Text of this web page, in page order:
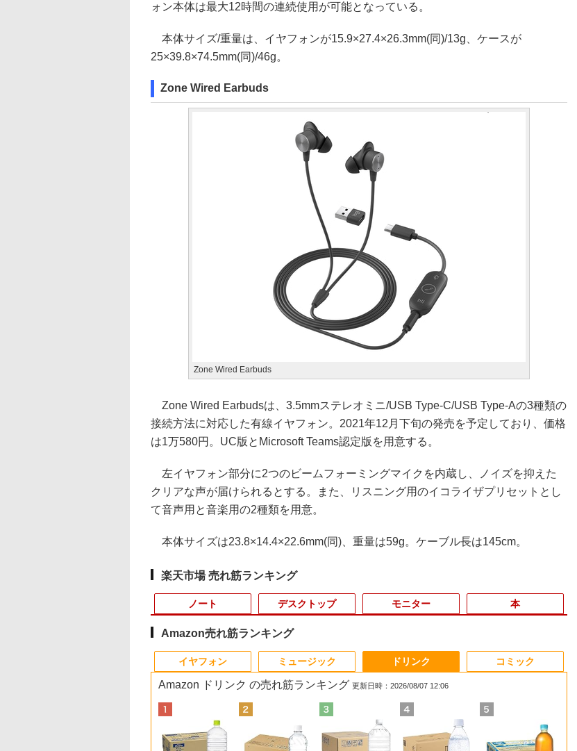
ォン本体は最大12時間の連続使用が可能となっている。
本体サイズ/重量は、イヤフォンが15.9×27.4×26.3mm(同)/13g、ケースが
25×39.8×74.5mm(同)/46g。
Zone Wired Earbuds
Zone Wired Earbuds
Zone Wired Earbudsは、3.5mmステレオミニ/USB Type-C/USB Type-Aの3種類の
接続方法に対応した有線イヤフォン。2021年12月下旬の発売を予定しており、価格
は1万580円。UC版とMicrosoft Teams認定版を用意する。
左イヤフォン部分に2つのビームフォーミングマイクを内蔵し、ノイズを抑えた
クリアな声が届けられるとする。また、リスニング用のイコライザプリセットとし
て音声用と音楽用の2種類を用意。
本体サイズは23.8×14.4×22.6mm(同)、重量は59g。ケーブル長は145cm。
楽天市場 売れ筋ランキング
ノート
1
【タッチパネル機能付
2
中古パソコン 東芝
3
Win11搭載 ノートパソ 中古ノートパソコン
5
【 中古 】 NEC
デスクトップ
1
【高速SSD】送料無料
2
超得2,000円OFF&P2倍
3
中古パソコン 一体型 ★2026新登場！
5
【★最大100%ポイン
モニター
1
HP Z23i プロフェッシ
2
【500円クーポン＋ポ
3
【初心者向けコスパ最 ＼メーカー5年保証／
5
ゲーミングモニター
本
1
ふしぎの国のバード
2
サンリオキャラクター
3
転生した大聖女は、聖 タッチペンで音が聞け
5
決定版 強いチームを
Amazon売れ筋ランキング
イヤフォン ミュージック ドリンク
Amazon ドリンク の売れ筋ランキング 更新日時：2026/08/07 12:06
コミック